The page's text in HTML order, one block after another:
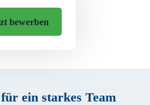
bewerben
ein starkes Team